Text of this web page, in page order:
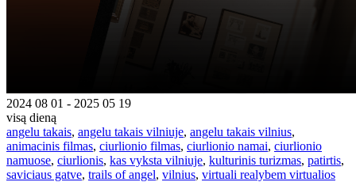
2024 08 01 - 2025 05 19
visą dieną
angelu takais, angelu takais vilniuje, angelu takais vilnius,
animacinis filmas, ciurlionio filmas, ciurlionio namai, ciurlionio
namuose, ciurlionis, kas vyksta vilniuje, kulturinis turizmas, patirtis,
saviciaus gatve, trails of angel, vilnius, virtuali realybem virtualios